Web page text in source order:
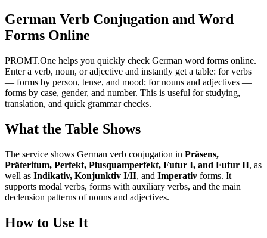
German Verb Conjugation and Word
Forms Online
PROMT.One helps you quickly check German word forms online.
Enter a verb, noun, or adjective and instantly get a table: for verbs
— forms by person, tense, and mood; for nouns and adjectives —
forms by case, gender, and number. This is useful for studying,
translation, and quick grammar checks.
What the Table Shows
The service shows German verb conjugation in Präsens,
Präteritum, Perfekt, Plusquamperfekt, Futur I, and Futur II, as
well as Indikativ, Konjunktiv I/II, and Imperativ forms. It
supports modal verbs, forms with auxiliary verbs, and the main
declension patterns of nouns and adjectives.
How to Use It